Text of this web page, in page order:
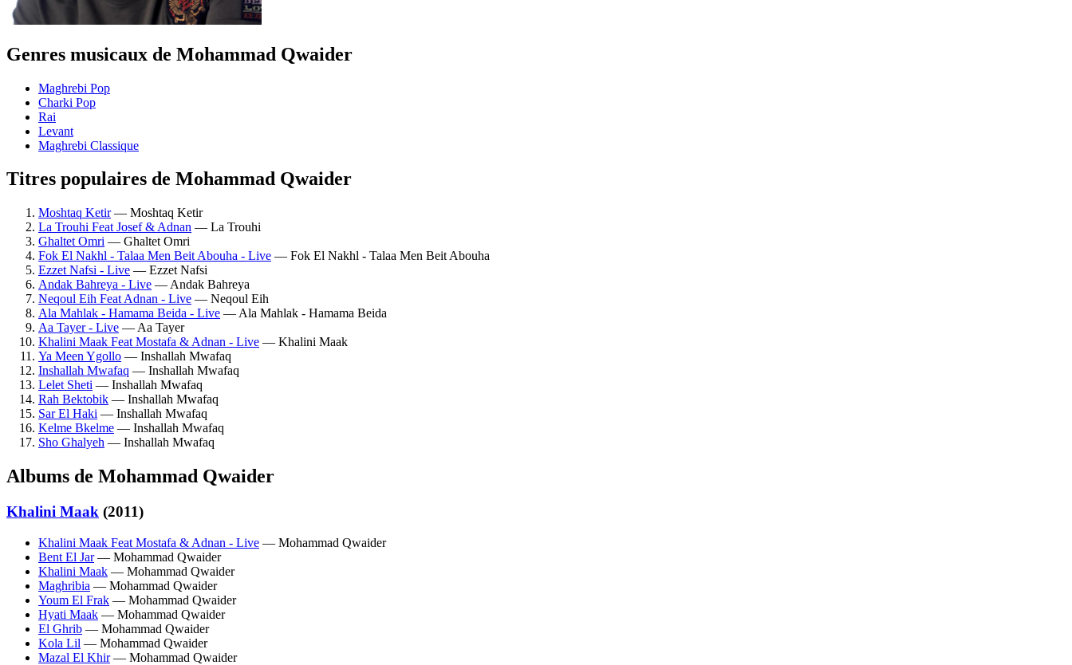
Genres musicaux de Mohammad Qwaider
Maghrebi Pop
Charki Pop
Rai
Levant
Maghrebi Classique
Titres populaires de Mohammad Qwaider
Moshtaq Ketir— Moshtaq Ketir
La Trouhi Feat Josef & Adnan — La Trouhi
Ghaltet Omri — Ghaltet Omri
Fok El Nakhl - Talaa Men Beit Abouha - Live — Fok El Nakhl - Talaa Men Beit Abouha
Ezzet Nafsi - Live — Ezzet Nafsi
Andak Bahreya - Live — Andak Bahreya
Neqoul Eih Feat Adnan - Live — Neqoul Eih
Ala Mahlak - Hamama Beida - Live — Ala Mahlak - Hamama Beida
Aa Tayer - Live — Aa Tayer
Khalini Maak Feat Mostafa & Adnan - Live — Khalini Maak
Ya Meen Ygollo — Inshallah Mwafaq
Inshallah Mwafaq — Inshallah Mwafaq
Lelet Sheti — Inshallah Mwafaq
Rah Bektobik — Inshallah Mwafaq
Sar El Haki — Inshallah Mwafaq
Kelme Bkelme — Inshallah Mwafaq
Sho Ghalyeh — Inshallah Mwafaq
Albums de Mohammad Qwaider
Khalini Maak (2011)
Khalini Maak Feat Mostafa & Adnan - Live — Mohammad Qwaider
Bent El Jar— Mohammad Qwaider
Khalini Maak — Mohammad Qwaider
Maghribia — Mohammad Qwaider
Youm El Frak — Mohammad Qwaider
Hyati Maak — Mohammad Qwaider
El Ghrib — Mohammad Qwaider
Kola Lil — Mohammad Qwaider
Mazal El Khir— Mohammad Qwaider